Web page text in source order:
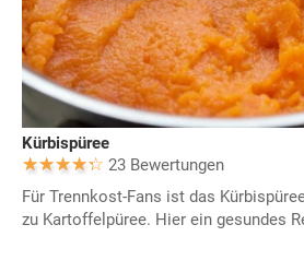
Kürbispüree
23 Bewertungen
Für Trennkost-Fans ist das
zu Kartoffelpüree. Hier ein gesundes